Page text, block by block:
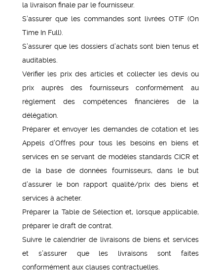
la livraison finale par le fournisseur.
S’assurer que les commandes sont livrées OTIF (On
Time In Full).
S’assurer que les dossiers d’achats sont bien tenus et
auditables.
Vérifier les prix des articles et collecter les devis ou
prix auprès des fournisseurs conformément au
règlement des compétences financières de la
délégation.
Préparer et envoyer les demandes de cotation et les
Appels d’Offres pour tous les besoins en biens et
services en se servant de modèles standards CICR et
de la base de données fournisseurs, dans le but
d’assurer le bon rapport qualité/prix des biens et
services à acheter.
Préparer la Table de Sélection et, lorsque applicable,
préparer le draft de contrat.
Suivre le calendrier de livraisons de biens et services
et s’assurer que les livraisons sont faites
conformément aux clauses contractuelles.